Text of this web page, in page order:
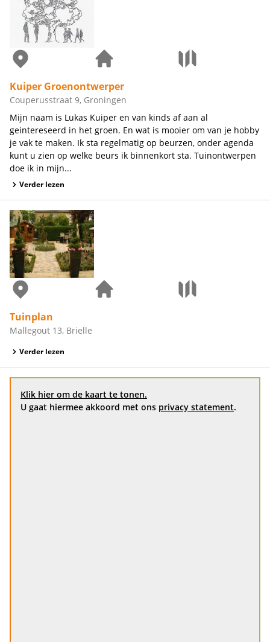
Kuiper Groenontwerper
Couperusstraat 9, Groningen
Mijn naam is Lukas Kuiper en van kinds af aan al
geintereseerd in het groen. En wat is mooier om van je hobby
je vak te maken. Ik sta regelmatig op beurzen, onder agenda
kunt u zien op welke beurs ik binnenkort sta. Tuinontwerpen
doe ik in mijn...
Verder lezen
Tuinplan
Mallegout 13, Brielle
Verder lezen
Klik hier om de kaart te tonen.
U gaat hiermee akkoord met ons privacy statement.